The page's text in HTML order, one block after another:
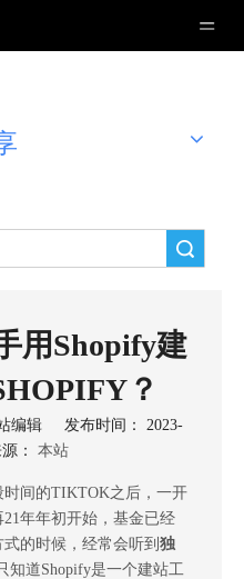
用Shopify建
？
辑 发布时间： 2023-
： 本站
间的TIKTOK之后，一开
年年初开始，基金已经
的时候，经常会听到 独
知道Shopify是一个建站工